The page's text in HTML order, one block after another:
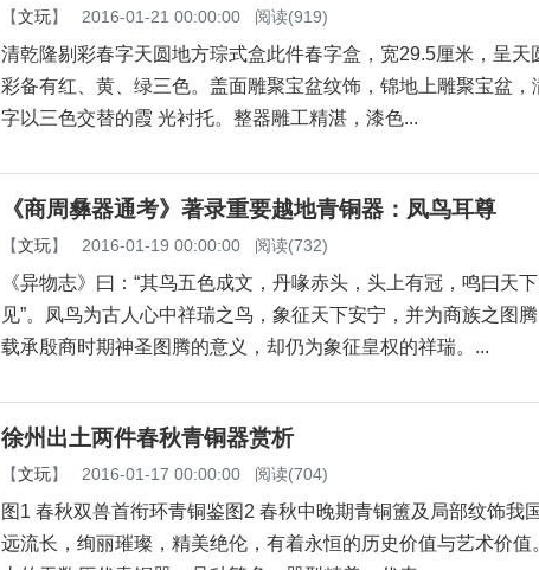
【文玩】 2016-01-21 00:00:00 阅读(919)
清乾隆剔彩春字天圆地方琮式盒此件春字盒，宽29.5厘米，呈天
彩备有红、黄、绿三色。盖面雕聚宝盆纹饰，锦地上雕聚宝盆，
字以三色交替的霞 光衬托。整器雕工精湛，漆色...
《商周彝器通考》著录重要越地青铜器：凤鸟耳尊
【文玩】 2016-01-19 00:00:00 阅读(732)
《异物志》曰：“其鸟五色成文，丹喙赤头，头上有冠，鸣曰天
见”。凤鸟为古人心中祥瑞之鸟，象征天下安宁，并为商族之图
载承殷商时期神圣图腾的意义，却仍为象征皇权的祥瑞。...
徐州出土两件春秋青铜器赏析
【文玩】 2016-01-17 00:00:00 阅读(704)
图1 春秋双兽首衔环青铜鉴图2 春秋中晚期青铜簠及局部纹饰我
远流长，绚丽璀璨，精美绝伦，有着永恒的历史价值与艺术价值